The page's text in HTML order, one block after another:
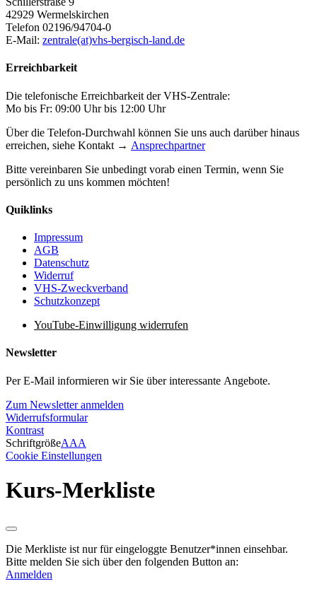
42929 Wermelskirchen
Telefon 02196/94704-0
E-Mail: zentrale(at)vhs-bergisch-land.de
Erreichbarkeit
Die telefonische Erreichbarkeit der VHS-Zentrale:
Mo bis Fr: 09:00 Uhr bis 12:00 Uhr
Über die Telefon-Durchwahl können Sie uns auch darüber hinaus
erreichen, siehe Kontakt → Ansprechpartner
Bitte vereinbaren Sie unbedingt vorab einen Termin, wenn Sie
persönlich zu uns kommen möchten!
Quiklinks
Impressum
AGB
Datenschutz
Widerruf
VHS-Zweckverband
Schutzkonzept
YouTube-Einwilligung widerrufen
Newsletter
Per E-Mail informieren wir Sie über interessante Angebote.
Zum Newsletter anmelden
Widerrufsformular
Kontrast
SchriftgrößeAAA
Cookie Einstellungen
Kurs-Merkliste
Die Merkliste ist nur für eingeloggte Benutzer*innen einsehbar.
Bitte melden Sie sich über den folgenden Button an:
Anmelden